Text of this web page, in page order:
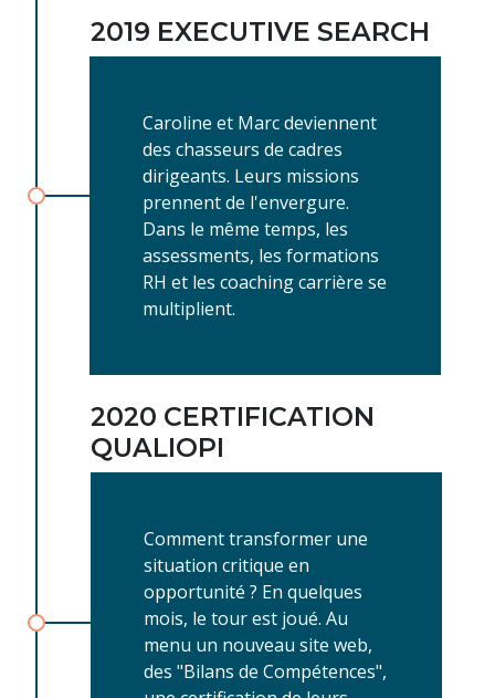
2019 EXECUTIVE SEARCH
Caroline et Marc deviennent
des chasseurs de cadres
dirigeants. Leurs missions
prennent de l'envergure.
Dans le même temps, les
assessments, les formations
RH et les coaching carrière se
multiplient.
2020 CERTIFICATION
QUALIOPI
Comment transformer une
situation critique en
opportunité ? En quelques
mois, le tour est joué. Au
menu un nouveau site web,
des "Bilans de Compétences",